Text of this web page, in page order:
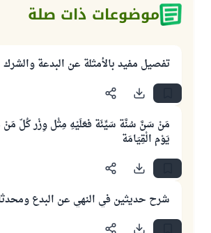
موضوعات ذات صلة
تفصيل مفيد بالأمثلة عن البدعة والشرك
مَنْ سَنَّ سُنَّة سَيِّئَة فعَلَيْهِ مِثْل وِزْر كُلّ مَنْ
يَوْم الْقِيَامَة
شرح حديثين في النهي عن البدع